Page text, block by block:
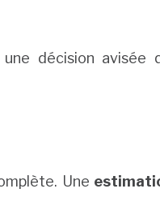
décision avisée
Une